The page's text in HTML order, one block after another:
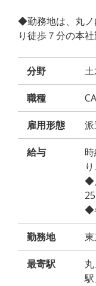
◆勤務地は、丸ノ
り徒歩７分の本
分野
職種
雇用形態
給与
◆
◆
勤務地
最寄駅